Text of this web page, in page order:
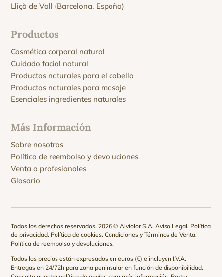
Lliçà de Vall (Barcelona, España)
Productos
Cosmética corporal natural
Cuidado facial natural
Productos naturales para el cabello
Productos naturales para masaje
Esenciales ingredientes naturales
Más Información
Sobre nosotros
Política de reembolso y devoluciones
Venta a profesionales
Glosario
Todos los derechos reservados. 2026 © Alviolor S.A.Aviso Legal. Política
de privacidad. Política de cookies.Condiciones y Términos de Venta.
Política de reembolso y devoluciones.
Todos los precios están expresados en euros (€) e incluyen I.V.A.
Entregas en 24/72h para zona peninsular en función de disponibilidad.